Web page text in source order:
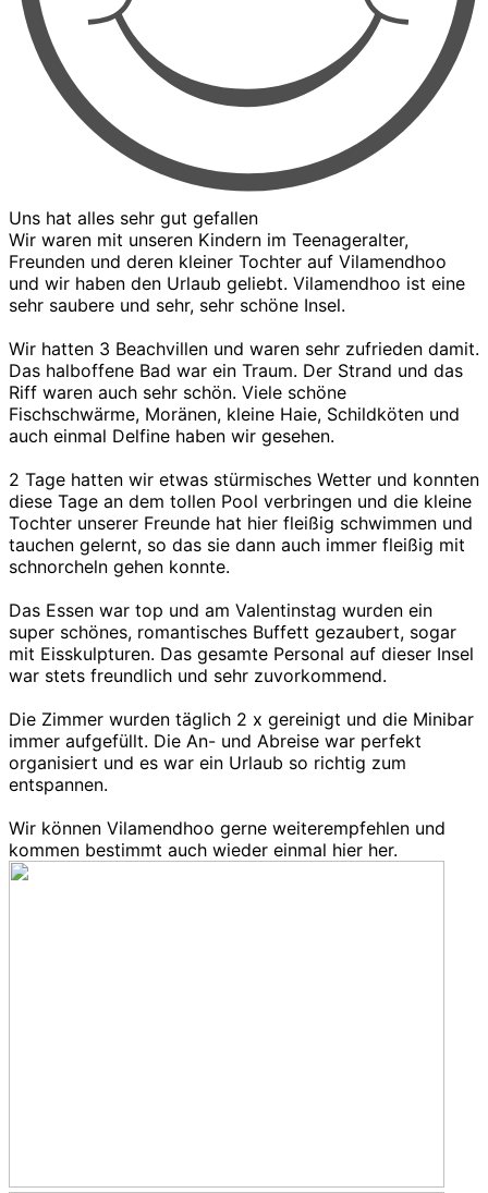
Uns hat alles sehr gut gefallen
Wir waren mit unseren Kindern im Teenageralter,
Freunden und deren kleiner Tochter auf Vilamendhoo
und wir haben den Urlaub geliebt. Vilamendhoo ist eine
sehr saubere und sehr, sehr schöne Insel.
Wir hatten 3 Beachvillen und waren sehr zufrieden damit.
Das halboffene Bad war ein Traum. Der Strand und das
Riff waren auch sehr schön. Viele schöne
Fischschwärme, Moränen, kleine Haie, Schildköten und
auch einmal Delfine haben wir gesehen.
2 Tage hatten wir etwas stürmisches Wetter und konnten
diese Tage an dem tollen Pool verbringen und die kleine
Tochter unserer Freunde hat hier fleißig schwimmen und
tauchen gelernt, so das sie dann auch immer fleißig mit
schnorcheln gehen konnte.
Das Essen war top und am Valentinstag wurden ein
super schönes, romantisches Buffett gezaubert, sogar
mit Eisskulpturen. Das gesamte Personal auf dieser Insel
war stets freundlich und sehr zuvorkommend.
Die Zimmer wurden täglich 2 x gereinigt und die Minibar
immer aufgefüllt. Die An- und Abreise war perfekt
organisiert und es war ein Urlaub so richtig zum
entspannen.
Wir können Vilamendhoo gerne weiterempfehlen und
kommen bestimmt auch wieder einmal hier her.